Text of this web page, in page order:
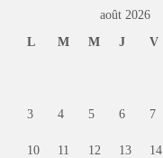
août 2026
L
M M J V
3 4 5 6 7
10 11 12 13 14